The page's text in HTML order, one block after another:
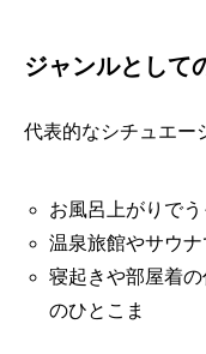
ジャンルとして
代表的なシチュエー
お風呂上がりで
温泉旅館やサウ
寝起きや部屋着
のひとこま